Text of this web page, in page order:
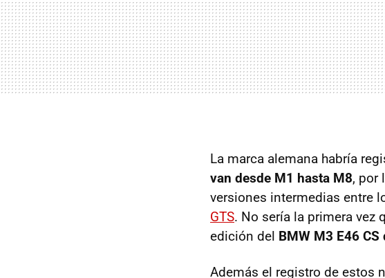
La marca alemana habría
van desde M1 hasta M8, por
versiones intermedias entre
GTS. No sería la primera vez
edición del BMW M3 E46 CS
Además el registro de estos